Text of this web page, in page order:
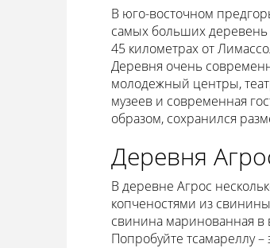
В юго-восточном
самых больших деревень
45 километрах от
Деревня очень
молодежный центры,
музеев и современная
образом, сохранился
Деревня
В деревне Агрос
копченостями из
свинина маринованная в
Попробуйте тсамареллу –